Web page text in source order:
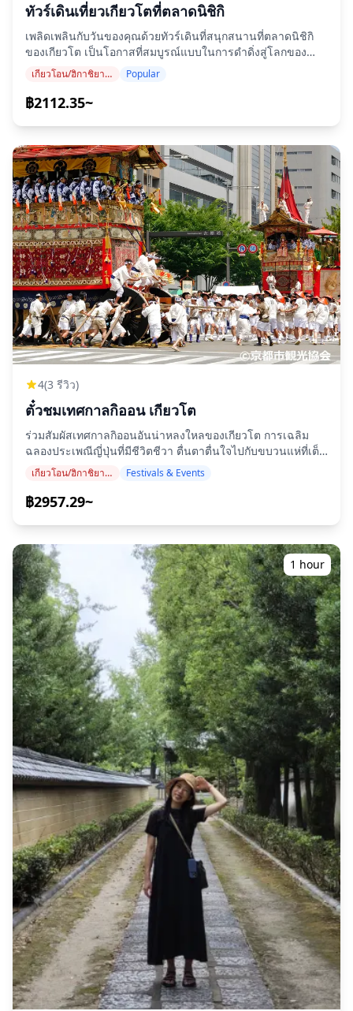
(https://assets.hldycdn.com/experiences/
[]
(https://assets.hldycdn.com/experiences/
(https://assets.hldycdn.com/experiences/
[]
(https://assets.hldycdn.com/experiences/
[]
(https://assets.hldycdn.com/experiences/
[]
(https://assets.hldycdn.com/experiences/
[]
(https://assets.hldycdn.com/experiences/
[]
(https://assets.hldycdn.com/experiences/
**สิ่งที่รวมอยู่ในบริการ** ・เซสชั่นถ่ายภาพ 1 ชั่วโมง ・ข้อมูล
ภาพถ่าย (ไฟล์ต้นฉบับมากกว่า 100 ไฟล์) ・แก้ไขสีภาพถ่าย
สูงสุด 10 ภาพตามคำขอ โปรดทราบ: การแก้ไขไม่รวมการรีทัช
หรือเปลี่ยนแปลงรูปร่าง ใบหน้า พื้นหลัง หรือลบวัตถุ **สิ่งที่ไม่
รวมอยู่ในบริการ** ・ค่าเข้าชมหรือการจองตั๋วสำหรับสถานที่ที่
เสียค่าเข้าชม (ค่าเข้าชมของช่างภาพ หากมี จะเป็นค่าใช้จ่าย
ของลูกค้า) ・ค่าเดินทางไปยังสถานที่ถ่ายภาพสำหรับลูกค้า ・
หากลูกค้าต้องการถ่ายภาพหลายสถานที่ ค่าเดินทางของช่างภาพ
ในการเดินทางระหว่างสถานที่ภายในเวลาที่จองจะเป็นค่าใช้จ่าย
ของลูกค้า ・อาจมีค่าใช้จ่ายเพิ่มเติมหากสถานที่ถ่ายภาพที่ร้องขอ
อยู่ในพื้นที่ห่างไกล (คุณจะได้รับแจ้งล่วงหน้าหากเป็นกรณีนี้) ・
หลังจากการจองของคุณได้รับการยืนยัน คุณจะได้รับเชิญเข้า
ร่วมแชทกลุ่ม LINE กับช่างภาพที่ได้รับมอบหมายเพื่อให้การ
สื่อสารราบรื่นระหว่างเซสชั่น กรุณาตรวจสอบให้แน่ใจว่าคุณได้
ในการใช้ LINE) ・หากคุณต้องการถ่ายภาพที่รีสอร์ท ร้านอาหาร
ทัวร์เดินเที่ยวเกียวโตที่ตลาดนิชิกิ
เพลิดเพลินกับวันของคุณด้วยทัวร์เดินที่สนุกสนานที่ตลาดนิชิกิ
ของเกียวโต เป็นโอกาสที่สมบูรณ์แบบในการดำดิ่งสู่โลกของ
อาหารญี่ปุ่นท้องถิ่นขณะสำรวจอัญมณีที่ซ่อนอยู่ซึ่งคุณอาจพลาด
ไป เริ่มต้นด้วยการเดินเล่นอย่างสบายๆ ผ่านย่านเกียวโต
ประวัติศาสตร์ จากนั้นลิ้มรสขนมอร่อยๆ ที่ตลาดอายุ 400 ปี!
◆บทนำ เพลิดเพลินกับวันของคุณด้วยทัวร์เดินที่สนุกสนานที่
ตลาดนิชิกิของเกียวโต เป็นโอกาสที่สมบูรณ์แบบในการดำดิ่งสู่
โลกของอาหารญี่ปุ่นท้องถิ่นขณะสำรวจอัญมณีที่ซ่อนอยู่ซึ่งคุณ
อาจพลาดไป เริ่มต้นด้วยการเดินเล่นอย่างสบายๆ ผ่านย่านเกียว
โตประวัติศาสตร์ จากนั้นลิ้มรสขนมอร่อยๆ ที่ตลาดอายุ 400 ปี!
◆รวมอยู่ในราคา ・ทัวร์ 2.5 ชั่วโมงกับไกด์ท้องถิ่น ・รูปถ่ายทัวร์
・อาหารข้างถนน 1 อย่าง ◆ไม่รวมในราคา ・อาหารและเครื่อง
ดื่มเพิ่มเติม (สามารถซื้อได้) ◆กำหนดการ ■จุดนัดพบ: รูปปั้นอิซุ
โมะ โนะ โอะคุนิ ไกด์ของคุณจะรอคุณอยู่หน้ารูปปั้นอิซุโมะ โนะ
โอะคุนิ ที่สถานีเกียวนชิโจ ตรงทางออกที่ 5 ■สะพานชิโจ ชม
สะพานสัญลักษณ์ ■ย่านปงโตะโช สำรวจซอยแห่งบรรยากาศ
■นิชิกิ เท็นมันกุ ศาลเจ้าที่สวยงาม ■Nishiki Market Shopping
District สำรวจตลาดกับไกด์ท้องถิ่น! เดินเล่นผ่านซอกซอย
ประวัติศาสตร์ ลิ้มรสอาหารข้างถนนเกียวโตแท้ๆ และดื่มด่ำกับ
วัฒนธรรมการทำอาหารที่หลากหลายของเมือง ◆ข้อมูลเพิ่มเติม
・ไม่สามารถเข้าถึงได้สำหรับรถเข็นหรือรถเข็นเด็ก ・ใกล้ระบบ
ขนส่งสาธารณะ ・เราไม่สามารถรองรับคำขอปลอดกลูเตน
สำหรับทัวร์นี้ได้ ・โปรดทราบว่าเราไม่สามารถรับประกันอาหาร
ปลอดสารก่อภูมิแพ้หรือรองรับข้อจำกัดทางอาหาร เนื่องจาก
อาหารถูกเตรียมในครัวที่ไม่ได้ดำเนินการโดย Holiday Travel !
[]
(https://assets.hldycdn.com/experiences/
(https://assets.hldycdn.com/experiences/
![]
(https://assets.hldycdn.com/experiences/
เกียวโอน/ฮิกาชิยามะ (วัดคิโยมิซุ, ศาลเจ้ายาซากะ, ศาลเจ้าเฮอัน) Popular
฿2112.35~
4(3 รีวิว)
ตั๋วชมเทศกาลกิออน เกียวโต
ร่วมสัมผัสเทศกาลกิออนอันน่าหลงใหลของเกียวโต การเฉลิม
ฉลองประเพณีญี่ปุ่นที่มีชีวิตชีวา ตื่นตาตื่นใจไปกับขบวนแห่ที่เต็ม
ไปด้วยสีสัน ดนตรีพื้นเมือง และการแสดงอันน่าทึ่ง จองก่อนตั๋วจะ
สัญลักษณ์ของเทศกาลกิออนมัตสึริ! ชมเทศกาลที่มีชื่อเสียงที่สุด
แห่งหนึ่งของญี่ปุ่น ขบวนแห่ Gion Matsuri Yamaboko Float
Procession จากที่นั่งสำรองพร้อมทัศนวิสัยที่ยอดเยี่ยม ประเพณี
เก่าแก่นับศตวรรษนี้จัดขึ้นสองครั้ง: ・Saki Matsuri (มี
Yamaboko 23 ขบวน): 17 กรกฎาคม ・Ato Matsuri (มี
Yamaboko 10 ขบวน): 24 กรกฎาคม ขบวนแห่ทั้งสองมีการจัด
แสดงอย่างงดงามด้วยขบวนแห่ ดนตรีพื้นเมือง และมรดกทาง
วัฒนธรรมอันรุ่มรวยของเกียวโต ด้วยที่นั่งสำรอง คุณสามารถพัก
ผ่อนและเพลิดเพลินกับทัศนียภาพที่ไม่ถูกบดบัง ไม่ต้องกังวลเรื่อง
ฝูงชนหรือการยืนเป็นเวลานาน ✨ แพ็กเกจโรงแรมจำนวนจำกัด
(ไม่บังคับ) เพื่อประสบการณ์ที่สะดวกสบายและราบรื่นยิ่งขึ้น เรา
ยังมีแพ็กเกจโรงแรมจำนวนจำกัด ซึ่งรวมถึงที่พัก 2 คืน (วันก่อน
และวันจัดงานเทศกาล) พร้อมตั๋วที่นั่งสำรองของคุณ โรงแรมที่
เข้าร่วม: ・Rinn Kyoto Gion Shinbashi ・Rihga Place
Kyoto Shijo Karasuma แพ็กเกจโรงแรมมีจำนวนจำกัดและจะ
จำหน่ายตามลำดับก่อนหลัง **เวลาและสถานที่** Saki
Matsuri : 17 ก.ค. 10:20 น. -- 11:20 น. Ato Matsuri : 24 ก.ค.
9:30 น. -- 9:50 น. ## **ข้อมูลตั๋วและการรับ** นี่คือตั๋ว
กระดาษ ไม่ใช่ e-ticket ในวันจัดงานเทศกาล โปรดมาที่สถานที่
ต่อไปนี้เพื่อรับตั๋วโดยตรงจากเจ้าหน้าที่ของเรา หลังจากทำการ
จอง เราจะติดต่อคุณเพื่อแจ้งเวลารับสินค้าที่แน่นอนภายในวัน
ก่อนวันจัดงาน ・สถานที่รับ: TKP Kyoto Shijo Conference
Center 6F Shijo SET Bldg. 99 Tachiurinakano-cho,
Shimogyo-ku Kyoto-shi, Kyoto 600-8006, Japan
https://maps.app.goo.gl/K3dsev1z8tRygfhx9 ![]
(https://assets.hldycdn.com/227125a5-545c-4df4-81a1-
5bc928dc872d.png) ・เวลารับตั๋ว: ช่วงเวลารับตั๋วสำหรับวันที่
17 กรกฎาคม：7:30〜10:00 ช่วงเวลารับตั๋วสำหรับวันที่ 24
กรกฎาคม：7:30〜9:00 ⚠︎ จาก TKP Kyoto Shijo Conference
Center (สถานที่รับตั๋ว) ไปยังที่นั่งชมเทศกาลกิออน ใช้เวลาหนึ่ง
สถานีรถไฟ หรือเดินเท้าประมาณ 15–20 นาที กรุณาเผื่อเวลาให้
เพียงพอและมาถึงเร็วเพื่อรับตั๋วของคุณในวันงาน *หากคุณไม่
สามารถรับตั๋วได้ในช่วงเวลาที่กำหนด เราจะไม่สามารถคืนเงิน
เกียวโอน/ฮิกาชิยามะ (วัดคิโยมิซุ, ศาลเจ้ายาซากะ, ศาลเจ้าเฮอัน) Festivals & Events
฿2957.29~
1 hour